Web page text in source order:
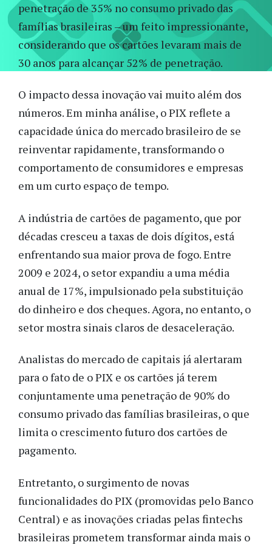
penetração de 35% no consumo privado das
famílias brasileiras – um feito impressionante,
considerando que os cartões levaram mais de
30 anos para alcançar 52% de penetração.
O impacto dessa inovação vai muito além dos
números. Em minha análise, o PIX reflete a
capacidade única do mercado brasileiro de se
reinventar rapidamente, transformando o
comportamento de consumidores e empresas
em um curto espaço de tempo.
A indústria de cartões de pagamento, que por
décadas cresceu a taxas de dois dígitos, está
enfrentando sua maior prova de fogo. Entre
2009 e 2024, o setor expandiu a uma média
anual de 17%, impulsionado pela substituição
do dinheiro e dos cheques. Agora, no entanto, o
setor mostra sinais claros de desaceleração.
Analistas do mercado de capitais já alertaram
para o fato de o PIX e os cartões já terem
conjuntamente uma penetração de 90% do
consumo privado das famílias brasileiras, o que
limita o crescimento futuro dos cartões de
pagamento.
Entretanto, o surgimento de novas
funcionalidades do PIX (promovidas pelo Banco
Central) e as inovações criadas pelas fintechs
brasileiras prometem transformar ainda mais o